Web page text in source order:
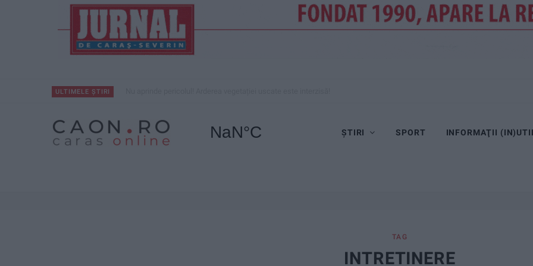
ULTIMELE ȘTIRI
ȘTIRI SPORT INFORMAŢII
TAG
INTRETINERE